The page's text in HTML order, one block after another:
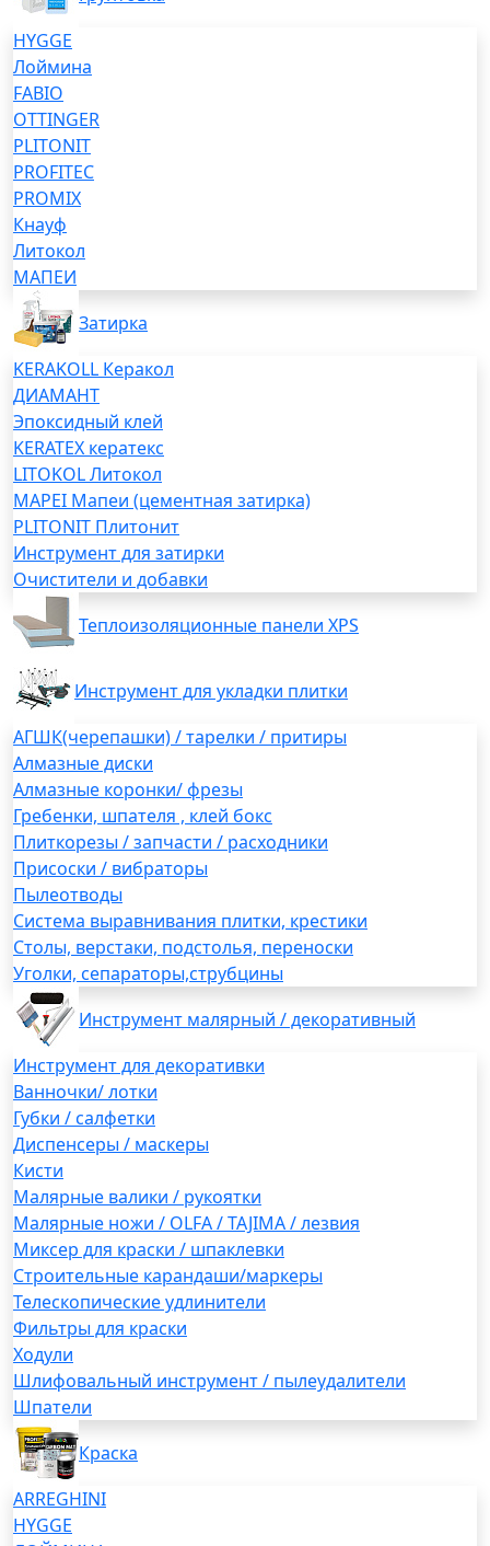
HYGGE
Лоймина
FABIO
OTTINGER
PLITONIT
PROFITEC
PROMIX
Кнауф
Литокол
МАПЕИ
Затирка
KERAKOLL Керакол
ДИАМАНТ
Эпоксидный клей
KERATEX кератекс
LITOKOL Литокол
MAPEI Мапеи (цементная затирка)
PLITONIT Плитонит
Инструмент для затирки
Очистители и добавки
Теплоизоляционные панели XPS
Инструмент для укладки плитки
АГШК(черепашки) / тарелки / притиры
Алмазные диски
Алмазные коронки/ фрезы
Гребенки, шпателя , клей бокс
Плиткорезы / запчасти / расходники
Присоски / вибраторы
Пылеотводы
Система выравнивания плитки, крестики
Столы, верстаки, подстолья, переноски
Уголки, сепараторы,струбцины
Инструмент малярный / декоративный
Инструмент для декоративки
Ванночки/ лотки
Губки / салфетки
Диспенсеры / маскеры
Кисти
Малярные валики / рукоятки
Малярные ножи / OLFA / TAJIMA / лезвия
Миксер для краски / шпаклевки
Строительные карандаши/маркеры
Телескопические удлинители
Фильтры для краски
Ходули
Шлифовальный инструмент / пылеудалители
Шпатели
Краска
ARREGHINI
HYGGE